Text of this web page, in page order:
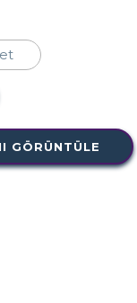
GÖRÜNTÜLE